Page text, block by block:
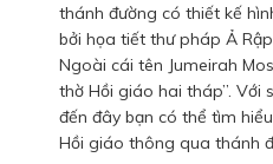
thánh đường có thiết kế
bởi họa tiết thư pháp Ả
Ngoài cái tên Jumeirah
thờ Hồi giáo hai tháp”. Với
đến đây bạn có thể tìm
Hồi giáo thông qua thánh